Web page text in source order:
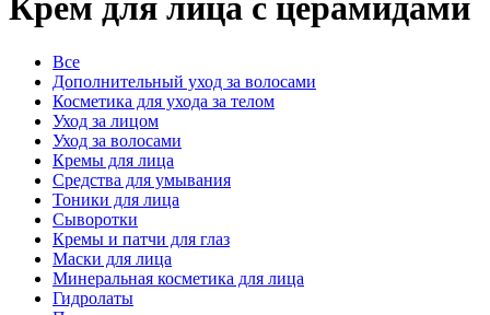
Крем для лица с церамидами
Все
Дополнительный уход за волосами
Косметика для ухода за телом
Уход за лицом
Уход за волосами
Кремы для лица
Средства для умывания
Тоники для лица
Сыворотки
Кремы и патчи для глаз
Маски для лица
Минеральная косметика для лица
Гидролаты